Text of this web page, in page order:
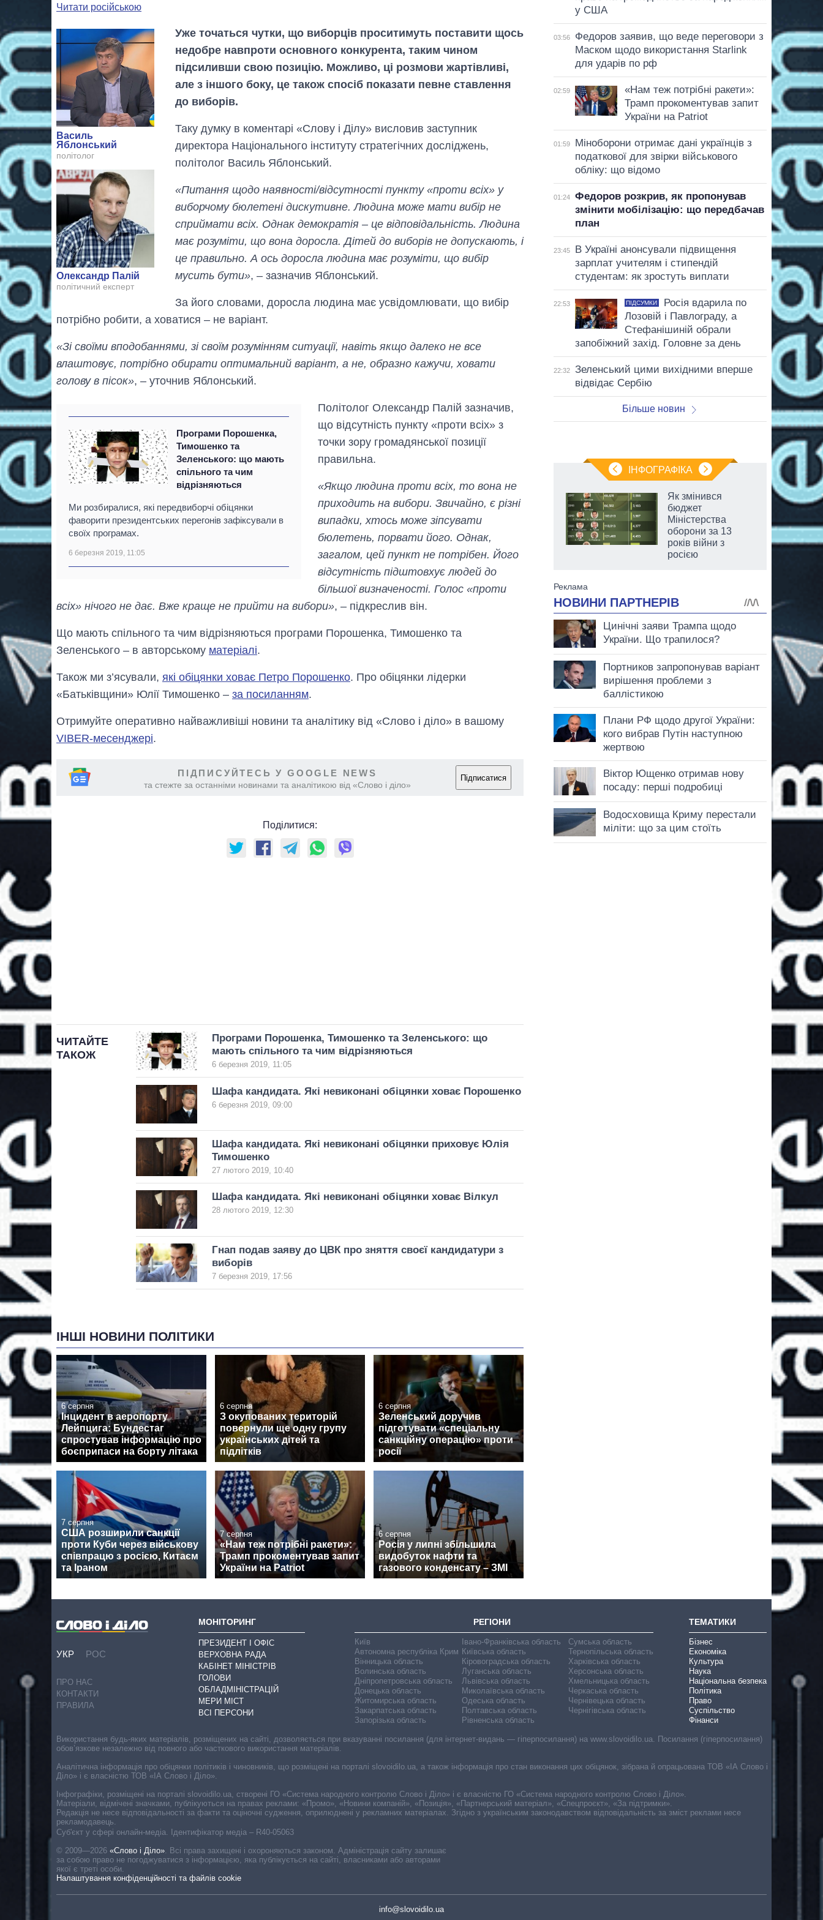
Читати російською
Василь
Яблонський
політолог
Олександр Палій
політичний експерт
Уже точаться чутки, що виборців проситимуть поставити щось
недобре навпроти основного конкурента, таким чином
підсиливши свою позицію. Можливо, ці розмови жартівливі,
але з іншого боку, це також спосіб показати певне ставлення
до виборів.
Таку думку в коментарі «Слову і Ділу» висловив заступник
директора Національного інституту стратегічних досліджень,
політолог Василь Яблонський.
«Питання щодо наявності/відсутності пункту «проти всіх» у
виборчому бюлетені дискутивне. Людина може мати вибір не
сприймати всіх. Однак демократія – це відповідальність. Людина
має розуміти, що вона доросла. Дітей до виборів не допускають, і
це правильно. А ось доросла людина має розуміти, що вибір
мусить бути», – зазначив Яблонський.
За його словами, доросла людина має усвідомлювати, що вибір
потрібно робити, а ховатися – не варіант.
«Зі своїми вподобаннями, зі своїм розумінням ситуації, навіть якщо далеко не все
влаштовує, потрібно обирати оптимальний варіант, а не, образно кажучи, ховати
голову в пісок», – уточнив Яблонський.
Програми Порошенка,
Тимошенко та
Зеленського: що мають
спільного та чим
відрізняються
Ми розбиралися, які передвиборчі обіцянки
фаворити президентських перегонів зафіксували в
своїх програмах.
6 березня 2019, 11:05
Політолог Олександр Палій зазначив,
що відсутність пункту «проти всіх» з
точки зору громадянської позиції
правильна.
«Якщо людина проти всіх, то вона не
приходить на вибори. Звичайно, є різні
випадки, хтось може зіпсувати
бюлетень, порвати його. Однак,
загалом, цей пункт не потрібен. Його
відсутність підштовхує людей до
більшої визначеності. Голос «проти
всіх» нічого не дає. Вже краще не прийти на вибори», – підкреслив він.
Що мають спільного та чим відрізняються програми Порошенка, Тимошенко та
Зеленського – в авторському матеріалі.
Також ми з’ясували, які обіцянки ховає Петро Порошенко. Про обіцянки лідерки
«Батьківщини» Юлії Тимошенко – за посиланням.
Отримуйте оперативно найважливіші новини та аналітику від «Слово і діло» в вашому
VIBER-месенджері.
ПІДПИСУЙТЕСЬ У GOOGLE NEWS
та стежте за останніми новинами та аналітикою від «Слово і діло»
Підписатися
Поділитися:
ЧИТАЙТЕ
ТАКОЖ
Програми Порошенка, Тимошенко та Зеленського: що
мають спільного та чим відрізняються
6 березня 2019, 11:05
Шафа кандидата. Які невиконані обіцянки ховає Порошенко
6 березня 2019, 09:00
Шафа кандидата. Які невиконані обіцянки приховує Юлія
Тимошенко
27 лютого 2019, 10:40
Шафа кандидата. Які невиконані обіцянки ховає Вілкул
28 лютого 2019, 12:30
Гнап подав заяву до ЦВК про зняття своєї кандидатури з
виборів
7 березня 2019, 17:56
ІНШІ НОВИНИ ПОЛІТИКИ
6 серпня
Інцидент в аеропорту
Лейпцига: Бундестаг
спростував інформацію про
боєприпаси на борту літака
6 серпня
З окупованих територій
повернули ще одну групу
українських дітей та
підлітків
6 серпня
Зеленський доручив
підготувати «спеціальну
санкційну операцію» проти
росії
7 серпня
США розширили санкції
проти Куби через військову
співпрацю з росією, Китаєм
та Іраном
7 серпня
«Нам теж потрібні ракети»:
Трамп прокоментував запит
України на Patriot
6 серпня
Росія у липні збільшила
видобуток нафти та
газового конденсату – ЗМІ
у США
03:56
Федоров заявив, що веде переговори з
Маском щодо використання Starlink
для ударів по рф
02:59
«Нам теж потрібні ракети»:
Трамп прокоментував запит
України на Patriot
01:59
Міноборони отримає дані українців з
податкової для звірки військового
обліку: що відомо
01:24
Федоров розкрив, як пропонував
змінити мобілізацію: що передбачав
план
23:45
В Україні анонсували підвищення
зарплат учителям і стипендій
студентам: як зростуть виплати
22:53 ПІДСУМКИ
Росія вдарила по
Лозовій і Павлограду, а
Стефанішиній обрали
запобіжний захід. Головне за день
22:32
Зеленський цими вихідними вперше
відвідає Сербію
Більше новин
ІНФОГРАФІКА
Скільки картоплі
вирощували в
Україні до і під час
великої війни
Як змінився
бюджет
Міністерства
оборони за 13
років війни з
росією
УКР РОС
ПРО НАС
КОНТАКТИ
ПРАВИЛА
МОНІТОРИНГ
ПРЕЗИДЕНТ І ОФІС
ВЕРХОВНА РАДА
КАБІНЕТ МІНІСТРІВ
ГОЛОВИ
ОБЛАДМІНІСТРАЦІЙ
МЕРИ МІСТ
ВСІ ПЕРСОНИ
РЕГІОНИ
Київ
Автономна республіка Крим
Вінницька область
Волинська область
Дніпропетровська область
Донецька область
Житомирська область
Закарпатська область
Запорізька область
Івано-Франківська область
Київська область
Кіровоградська область
Луганська область
Львівська область
Миколаївська область
Одеська область
Полтавська область
Рівненська область
Сумська область
Тернопільська область
Харківська область
Херсонська область
Хмельницька область
Черкаська область
Чернівецька область
Чернігівська область
ТЕМАТИКИ
Бізнес
Економіка
Культура
Наука
Національна безпека
Політика
Право
Суспільство
Фінанси
Cуб'єкт у сфері онлайн-медіа. Ідентифікатор медіа – R40-05063
© 2009—2026 «Слово і Діло». Всі права захищені і охороняються законом. Адміністрація сайту залишає
за собою право не погоджуватися з інформацією, яка публікується на сайті, власниками або авторами
якої є треті особи.
Налаштування конфіденційності та файлів cookie
info@slovoidilo.ua
Використання будь-яких матеріалів, розміщених на сайті, дозволяється при вказуванні посилання (для інтернет-видань — гіперпосилання) на www.slovoidilo.ua. Посилання (гіперпосилання)
обов’язкове незалежно від повного або часткового використання матеріалів.
Аналітична інформація про обіцянки політиків і чиновників, що розміщені на порталі slovoidilo.ua, а також інформація про стан виконання цих обіцянок, зібрана й опрацьована ТОВ «ІА Слово і
Діло» і є власністю ТОВ «ІА Слово і Діло».
Інфографіки, розміщені на порталі slovoidilo.ua, створені ГО «Система народного контролю Слово і Діло» і є власністю ГО «Система народного контролю Слово і Діло».
Матеріали, відмічені значками, публікуються на правах реклами: «Промо», «Новини компаній», «Позиція», «Партнерський матеріал», «Спецпроєкт», «За підтримки».
Редакція не несе відповідальності за факти та оціночні судження, оприлюднені у рекламних матеріалах. Згідно з українським законодавством відповідальність за зміст реклами несе
рекламодавець.